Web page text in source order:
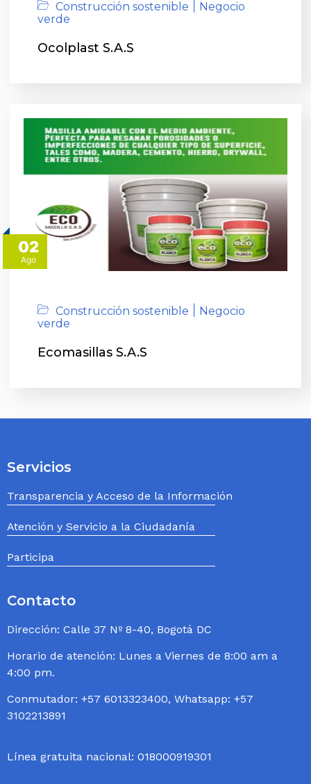
Construcción sostenible
Negocio
verde
Ocolplast S.A.S
02
Ago
Construcción sostenible
Negocio
verde
Ecomasillas S.A.S
Servicios
Transparencia y Acceso de la Información
Atención y Servicio a la Ciudadanía
Participa
Contacto
Dirección: Calle 37 Nº 8-40, Bogotá DC
Horario de atención: Lunes a Viernes de 8:00 am a
4:00 pm.
Conmutador: +57 6013323400, Whatsapp: +57
3102213891
Línea gratuita nacional: 018000919301